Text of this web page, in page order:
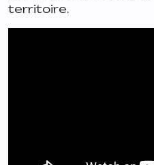
territoire.